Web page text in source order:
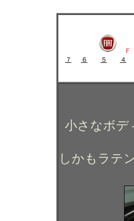
Ｆ
７
６ ５ ４
小さなボデ
しかもラテ